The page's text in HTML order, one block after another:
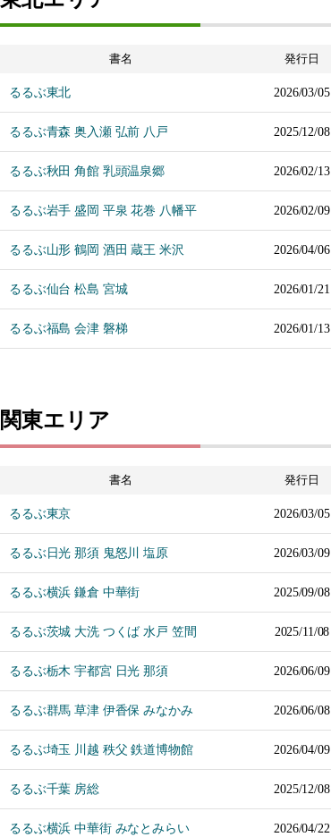
書名 発行日
るるぶ東北 2026/03/05
るるぶ青森 奥入瀬 弘前 八戸 2025/12/08
るるぶ秋田 角館 乳頭温泉郷 2026/02/13
るるぶ岩手 盛岡 平泉 花巻 八幡平 2026/02/09
るるぶ山形 鶴岡 酒田 蔵王 米沢 2026/04/06
るるぶ仙台 松島 宮城 2026/01/21
るるぶ福島 会津 磐梯 2026/01/13
関東エリア
書名 発行日
るるぶ東京 2026/03/05
るるぶ日光 那須 鬼怒川 塩原 2026/03/09
るるぶ横浜 鎌倉 中華街 2025/09/08
るるぶ茨城 大洗 つくば 水戸 笠間 2025/11/08
るるぶ栃木 宇都宮 日光 那須 2026/06/09
るるぶ群馬 草津 伊香保 みなかみ 2026/06/08
るるぶ埼玉 川越 秩父 鉄道博物館 2026/04/09
るるぶ千葉 房総 2025/12/08
るるぶ横浜 中華街 みなとみらい 2026/04/22